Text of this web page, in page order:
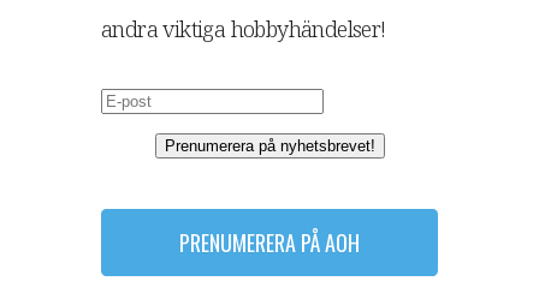
andra viktiga hobbyhändelser!
Prenumerera på nyhetsbrevet!
PRENUMERERA PÅ AOH